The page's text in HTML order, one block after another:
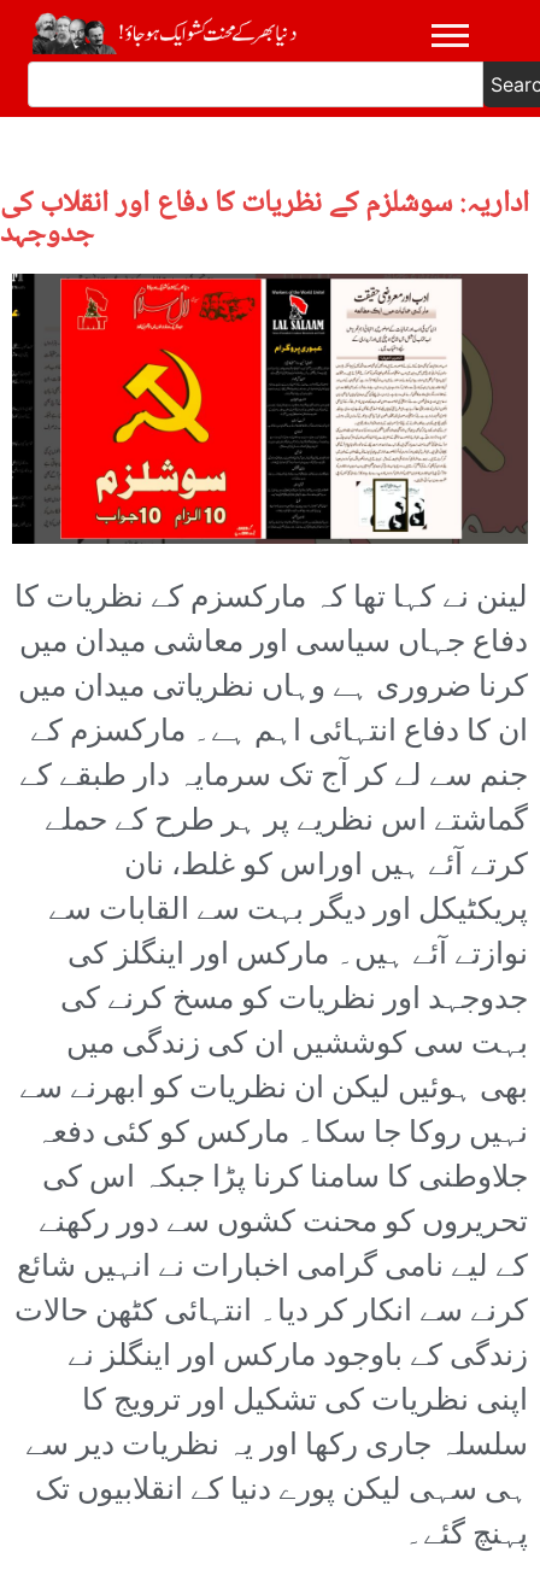
اداریہ: سوشلزم کے نظریات کا دفاع اور انقلاب کی
جدوجہد
لینن نے کہا تھا کہ مارکسزم کے نظریات کا
دفاع جہاں سیاسی اور معاشی میدان میں
کرنا ضروری ہے وہاں نظریاتی میدان میں
ان کا دفاع انتہائی اہم ہے۔ مارکسزم کے
جنم سے لے کر آج تک سرمایہ دار طبقے کے
گماشتے اس نظریے پر ہر طرح کے حملے
کرتے آئے ہیں اوراس کو غلط، نان
پریکٹیکل اور دیگر بہت سے القابات سے
نوازتے آئے ہیں۔ مارکس اور اینگلز کی
جدوجہد اور نظریات کو مسخ کرنے کی
بہت سی کوششیں ان کی زندگی میں
بھی ہوئیں لیکن ان نظریات کو ابھرنے سے
نہیں روکا جا سکا۔ مارکس کو کئی دفعہ
جلاوطنی کا سامنا کرنا پڑا جبکہ اس کی
تحریروں کو محنت کشوں سے دور رکھنے
کے لیے نامی گرامی اخبارات نے انہیں شائع
کرنے سے انکار کر دیا۔ انتہائی کٹھن حالات
زندگی کے باوجود مارکس اور اینگلز نے
اپنی نظریات کی تشکیل اور ترویج کا
سلسلہ جاری رکھا اور یہ نظریات دیر سے
ہی سہی لیکن پورے دنیا کے انقلابیوں تک
پہنچ گئے۔